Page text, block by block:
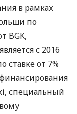
в рамках
по
BGK,
с 2016
ставке от 7%
специальный